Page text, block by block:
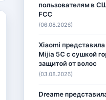
пользователям в
FCC
(06.08.2026)
Xiaomi
Mijia 5C с сушкой
защитой от волос
(03.08.2026)
Dreame